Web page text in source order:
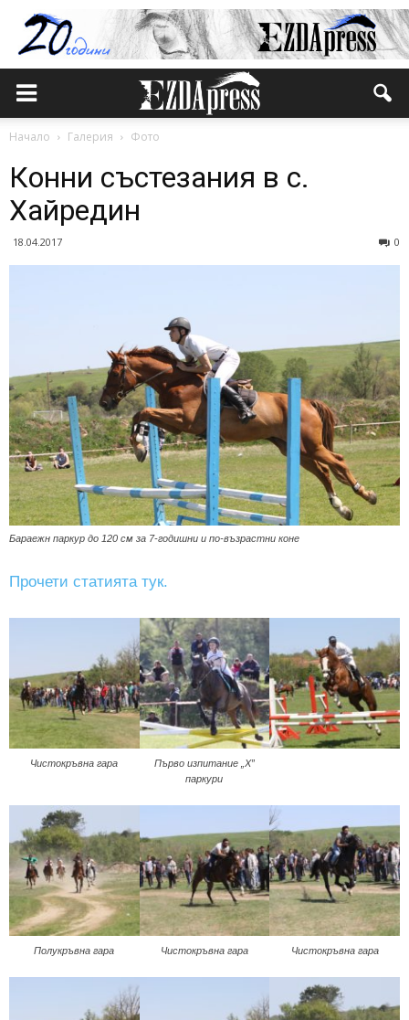
Начало Галерия Фото
Конни състезания в с.
Хайредин
18.04.2017 0
Бараeжн паркур до 120 см за 7-годишни и по-възрастни коне
Прочети статията тук.
Чистокръвна гара
Първо изпитание „Х”
паркури
Полукръвна гара Чистокръвна гара Чистокръвна гара